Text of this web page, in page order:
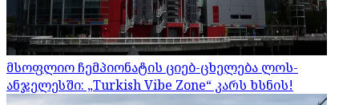
მსოფლიო ჩემპიონატის ციებ-ცხელება ლოს-
ანჯელესში: „Turkish Vibe Zone“ კარს ხსნის!